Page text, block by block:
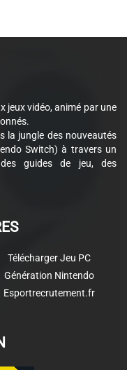
jeux vidéo, animé par une
la jungle des nouveautés
Switch) à travers un
guides de jeu, des
Télécharger Jeu PC
Génération Nintendo
Esportrecrutement.fr